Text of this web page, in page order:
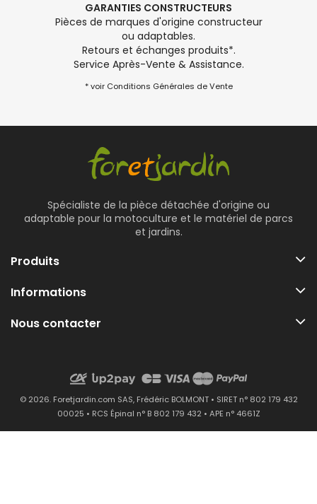
GARANTIES CONSTRUCTEURS
Pièces de marques d'origine constructeur
ou adaptables.
Retours et échanges produits*.
Service Après-Vente & Assistance.
* voir Conditions Générales de Vente
Spécialiste de la pièce détachée d'origine ou
adaptable pour la motoculture et le matériel de parcs
et jardins.
Produits
Informations
Nous contacter
© 2026. Foretjardin.com SAS, Frédéric BOLMONT • SIRET n° 802 179 432
00025 • RCS Épinal n° B 802 179 432 • APE n° 4661Z